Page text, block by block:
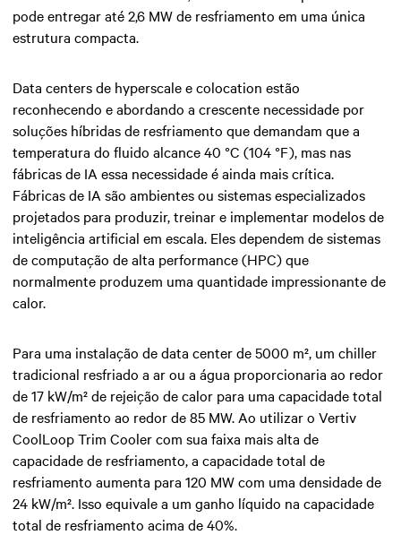
pode entregar até 2,6 MW de resfriamento em uma única
estrutura compacta.
Data centers de hyperscale e colocation estão
reconhecendo e abordando a crescente necessidade por
soluções híbridas de resfriamento que demandam que a
temperatura do fluido alcance 40 °C (104 °F), mas nas
fábricas de IA essa necessidade é ainda mais crítica.
Fábricas de IA são ambientes ou sistemas especializados
projetados para produzir, treinar e implementar modelos de
inteligência artificial em escala. Eles dependem de sistemas
de computação de alta performance (HPC) que
normalmente produzem uma quantidade impressionante de
calor.
Para uma instalação de data center de 5000 m², um chiller
tradicional resfriado a ar ou a água proporcionaria ao redor
de 17 kW/m² de rejeição de calor para uma capacidade total
de resfriamento ao redor de 85 MW. Ao utilizar o Vertiv
CoolLoop Trim Cooler com sua faixa mais alta de
capacidade de resfriamento, a capacidade total de
resfriamento aumenta para 120 MW com uma densidade de
24 kW/m². Isso equivale a um ganho líquido na capacidade
total de resfriamento acima de 40%.